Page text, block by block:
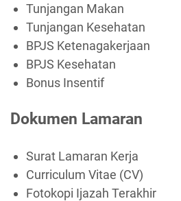
Tunjangan Makan
Tunjangan Kesehatan
BPJS Ketenagakerjaan
BPJS Kesehatan
Bonus Insentif
Dokumen Lamaran
Surat Lamaran Kerja
Curriculum Vitae (CV)
Fotokopi Ijazah Terakhir